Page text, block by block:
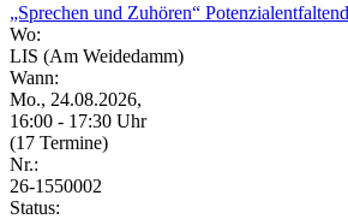
„Sprechen und Zuhören“
Wo:
LIS (Am Weidedamm)
Wann:
Mo., 24.08.2026,
16:00 - 17:30 Uhr
(17 Termine)
Nr.:
26-1550002
Status: